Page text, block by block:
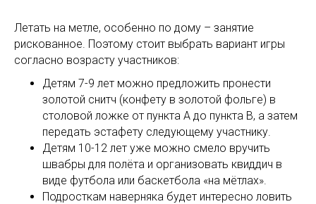
Летать на метле, особенно по дому – занятие
рискованное. Поэтому стоит выбрать вариант игры
согласно возрасту участников:
Детям 7-9 лет можно предложить пронести
золотой снитч (конфету в золотой фольге) в
столовой ложке от пункта А до пункта В, а затем
передать эстафету следующему участнику.
Детям 10-12 лет уже можно смело вручить
швабры для полёта и организовать квиддич в
виде футбола или баскетбола «на мётлах».
Подросткам наверняка будет интересно ловить